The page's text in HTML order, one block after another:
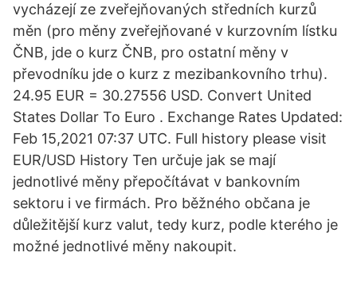
vycházejí ze zveřejňovaných středních kurzů
měn (pro měny zveřejňované v kurzovním lístku
ČNB, jde o kurz ČNB, pro ostatní měny v
převodníku jde o kurz z mezibankovního trhu).
24.95 EUR = 30.27556 USD. Convert United
States Dollar To Euro . Exchange Rates Updated:
Feb 15,2021 07:37 UTC. Full history please visit
EUR/USD History Ten určuje jak se mají
jednotlivé měny přepočítávat v bankovním
sektoru i ve firmách. Pro běžného občana je
důležitější kurz valut, tedy kurz, podle kterého je
možné jednotlivé měny nakoupit.